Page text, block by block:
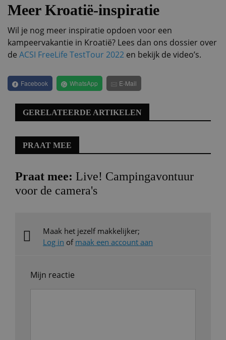
Meer Kroatië-inspiratie
Wil je nog meer inspiratie opdoen voor een
kampeervakantie in Kroatië? Lees dan ons dossier over
de ACSI FreeLife TestTour 2022 en bekijk de video’s.
Facebook WhatsApp E-Mail
GERELATEERDE ARTIKELEN
PRAAT MEE
Praat mee: Live! Campingavontuur
voor de camera's
Maak het jezelf makkelijker;
Log in of maak een account aan
Mijn reactie